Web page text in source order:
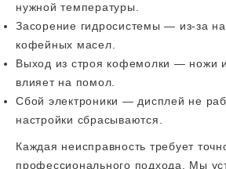
нужной температуры.
Засорение гидросистемы — из-за
кофейных масел.
Выход из строя кофемолки — ножи
влияет на помол.
Сбой электроники — дисплей не
настройки сбрасываются.
Каждая неисправность требует
профессионального подхода. Мы